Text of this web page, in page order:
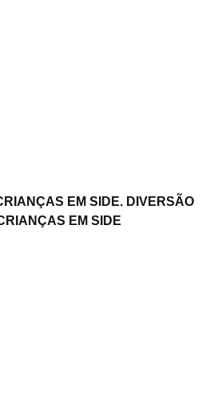
EM SIDE. DIVERSÃO
EM SIDE